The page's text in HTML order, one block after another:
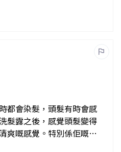
都會染髮，頭髮有時會感
髮露之後，感覺頭髮變得
爽嘅感覺。特別係佢嘅潔
咗，唔再咁沉重。整體